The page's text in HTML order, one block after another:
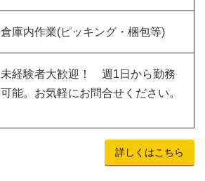
倉庫内作業(ピッキング・梱包等)
未経験者大歓迎！ 週1日から勤務
可能。お気軽にお問合せください。
詳しくはこちら